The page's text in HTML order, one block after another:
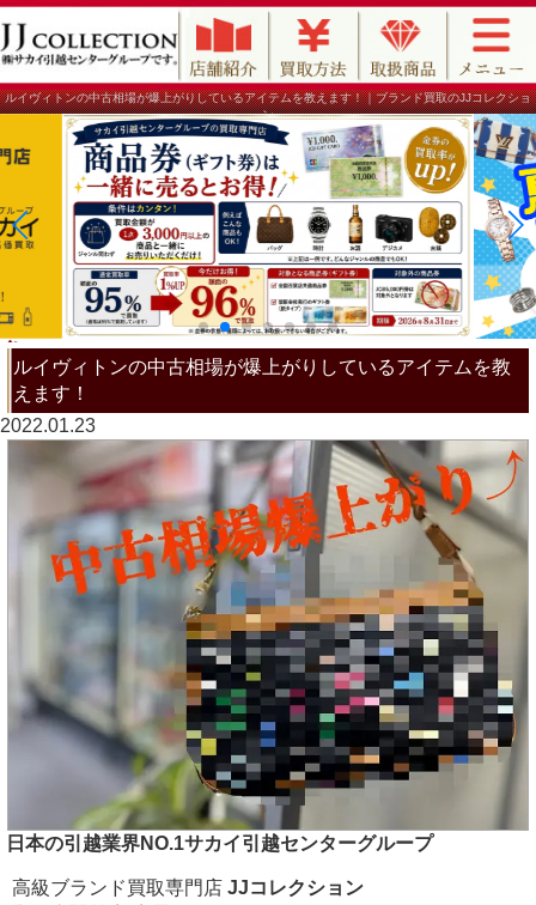
ルイヴィトンの中古相場が爆上がりしているアイテムを教えます！｜ブランド買取のJJコレクショ
ン
ルイヴィトンの中古相場が爆上がりしているアイテムを教
えます！
2022.01.23
日本の引越業界NO.1サカイ引越センターグループ
高級ブランド買取専門店 JJコレクション